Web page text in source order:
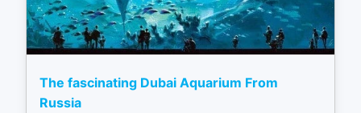
The fascinating Dubai Aquarium From
Russia